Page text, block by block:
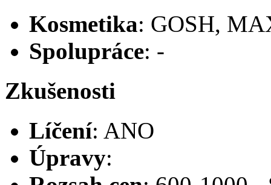
Kosmetika: GOSH,
Spolupráce: -
Zkušenosti
Líčení: ANO
Úpravy: